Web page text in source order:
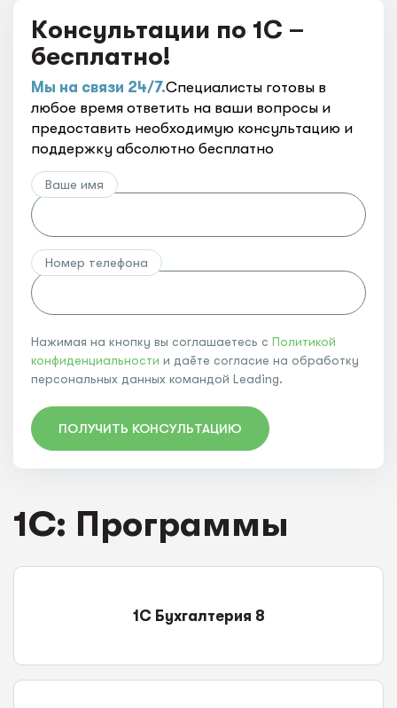
Консультации по 1С –
бесплатно!
Мы на связи 24/7.Специалисты готовы в
любое время ответить на ваши вопросы и
предоставить необходимую консультацию и
поддержку абсолютно бесплатно
Ваше имя
Номер телефона
Нажимая на кнопку вы соглашаетесь с Политикой
конфиденциальности и даёте согласие на обработку
персональных данных командой Leading.
ПОЛУЧИТЬ КОНСУЛЬТАЦИЮ
1C: Программы
1С Бухгалтерия 8